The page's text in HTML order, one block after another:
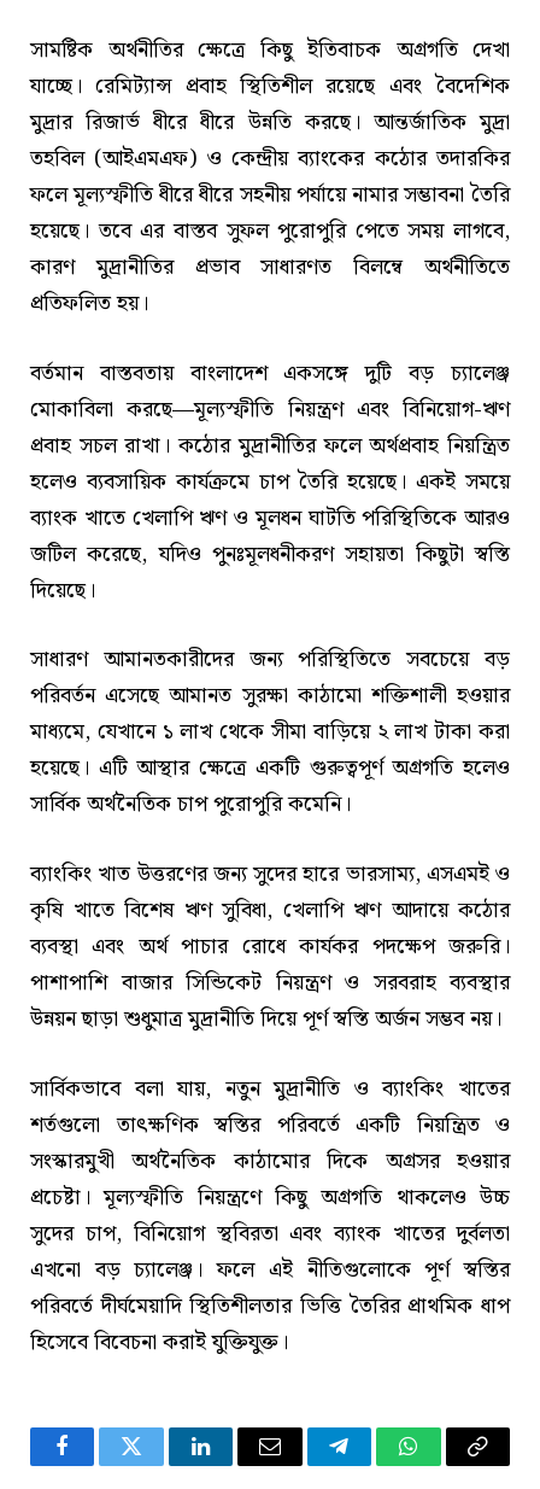
সামষ্টিক অর্থনীতির ক্ষেত্রে কিছু ইতিবাচক অগ্রগতি দেখা
যাচ্ছে। রেমিট্যান্স প্রবাহ স্থিতিশীল রয়েছে এবং বৈদেশিক
মুদ্রার রিজার্ভ ধীরে ধীরে উন্নতি করছে। আন্তর্জাতিক মুদ্রা
তহবিল (আইএমএফ) ও কেন্দ্রীয় ব্যাংকের কঠোর তদারকির
ফলে মূল্যস্ফীতি ধীরে ধীরে সহনীয় পর্যায়ে নামার সম্ভাবনা তৈরি
হয়েছে। তবে এর বাস্তব সুফল পুরোপুরি পেতে সময় লাগবে,
কারণ মুদ্রানীতির প্রভাব সাধারণত বিলম্বে অর্থনীতিতে
প্রতিফলিত হয়।
বর্তমান বাস্তবতায় বাংলাদেশ একসঙ্গে দুটি বড় চ্যালেঞ্জ
মোকাবিলা করছে—মূল্যস্ফীতি নিয়ন্ত্রণ এবং বিনিয়োগ-ঋণ
প্রবাহ সচল রাখা। কঠোর মুদ্রানীতির ফলে অর্থপ্রবাহ নিয়ন্ত্রিত
হলেও ব্যবসায়িক কার্যক্রমে চাপ তৈরি হয়েছে। একই সময়ে
ব্যাংক খাতে খেলাপি ঋণ ও মূলধন ঘাটতি পরিস্থিতিকে আরও
জটিল করেছে, যদিও পুনঃমূলধনীকরণ সহায়তা কিছুটা স্বস্তি
দিয়েছে।
সাধারণ আমানতকারীদের জন্য পরিস্থিতিতে সবচেয়ে বড়
পরিবর্তন এসেছে আমানত সুরক্ষা কাঠামো শক্তিশালী হওয়ার
মাধ্যমে, যেখানে ১ লাখ থেকে সীমা বাড়িয়ে ২ লাখ টাকা করা
হয়েছে। এটি আস্থার ক্ষেত্রে একটি গুরুত্বপূর্ণ অগ্রগতি হলেও
সার্বিক অর্থনৈতিক চাপ পুরোপুরি কমেনি।
ব্যাংকিং খাত উত্তরণের জন্য সুদের হারে ভারসাম্য, এসএমই ও
কৃষি খাতে বিশেষ ঋণ সুবিধা, খেলাপি ঋণ আদায়ে কঠোর
ব্যবস্থা এবং অর্থ পাচার রোধে কার্যকর পদক্ষেপ জরুরি।
পাশাপাশি বাজার সিন্ডিকেট নিয়ন্ত্রণ ও সরবরাহ ব্যবস্থার
উন্নয়ন ছাড়া শুধুমাত্র মুদ্রানীতি দিয়ে পূর্ণ স্বস্তি অর্জন সম্ভব নয়।
সার্বিকভাবে বলা যায়, নতুন মুদ্রানীতি ও ব্যাংকিং খাতের
শর্তগুলো তাৎক্ষণিক স্বস্তির পরিবর্তে একটি নিয়ন্ত্রিত ও
সংস্কারমুখী অর্থনৈতিক কাঠামোর দিকে অগ্রসর হওয়ার
প্রচেষ্টা। মূল্যস্ফীতি নিয়ন্ত্রণে কিছু অগ্রগতি থাকলেও উচ্চ
সুদের চাপ, বিনিয়োগ স্থবিরতা এবং ব্যাংক খাতের দুর্বলতা
এখনো বড় চ্যালেঞ্জ। ফলে এই নীতিগুলোকে পূর্ণ স্বস্তির
পরিবর্তে দীর্ঘমেয়াদি স্থিতিশীলতার ভিত্তি তৈরির প্রাথমিক ধাপ
হিসেবে বিবেচনা করাই যুক্তিযুক্ত।
FacebookTwitter LinkedInEmail TelegramWhatsApp
Copy